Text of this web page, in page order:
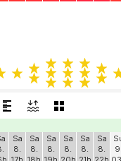
Sa
8.
Sa
8.
Sa
8.
Sa
8.
Sa
8.
Sa
8.